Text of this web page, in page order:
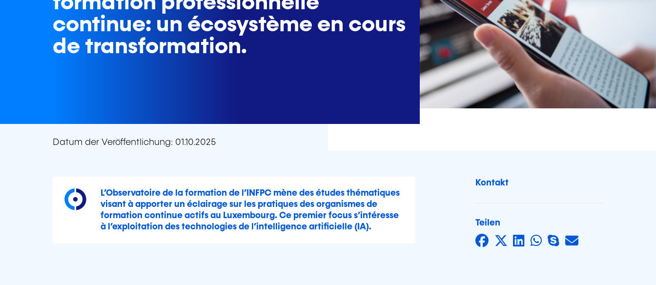
continue: un écosystème en cours
de transformation.
Datum der Veröffentlichung: 01.10.2025
L’Observatoire de la formation de l’INFPC mène des études thématiques
visant à apporter un éclairage sur les pratiques des organismes de
formation continue actifs au Luxembourg. Ce premier focus s’intéresse
à l’exploitation des technologies de l’intelligence artificielle (IA).
Kontakt
Teilen
Auf Facebook teilen
Auf Twitter teilen
Auf LinkedIn teilen
Auf WhatsApp
Auf Skype
Per E-Mail